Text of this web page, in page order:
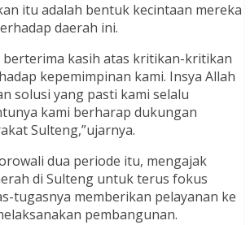
itu adalah bentuk kecintaan mereka
daerah ini.
berterima kasih atas kritikan-kritikan
kepemimpinan kami. Insya Allah
solusi yang pasti kami selalu
kami berharap dukungan
Sulteng,”ujarnya.
dua periode itu, mengajak
di Sulteng untuk terus fokus
tugasnya memberikan pelayanan ke
pembangunan.